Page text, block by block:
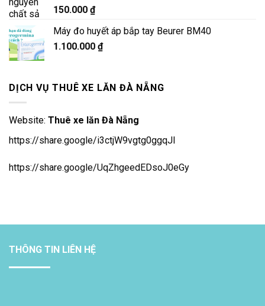
Được xếp
5.00
5 sao
150.000 ₫
Máy đo huyết áp bắp tay Beurer BM40
1.100.000 ₫
DỊCH VỤ THUÊ XE LĂN ĐÀ NẴNG
Website: Thuê xe lăn Đà Nẵng
https://share.google/i3ctjW9vgtg0ggqJl
https://share.google/UqZhgeedEDsoJ0eGy
THÔNG TIN LIÊN HỆ